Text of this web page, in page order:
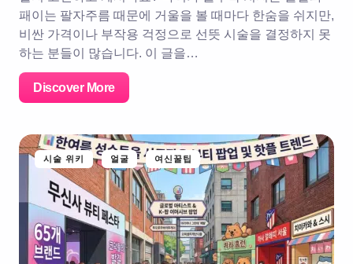
패이는 팔자주름 때문에 거울을 볼 때마다 한숨을 쉬지만,
비싼 가격이나 부작용 걱정으로 선뜻 시술을 결정하지 못
하는 분들이 많습니다. 이 글을…
Discover More
시술 위키 얼굴 여신꿀팁